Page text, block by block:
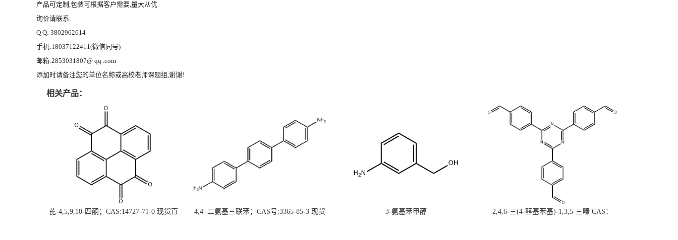
产品可定制,包装可根据客户需要,量大从优
询价请联系:
Q Q: 3802962614
手机:18037122411(微信同号)
邮箱:2853031807@ qq .com
添加时请备注您的单位名称或高校老师课题组,谢谢!
相关产品：
芘-4,5,9,10-四酮；CAS:14727-71-0 现货直
4,4'-二氨基三联苯；CAS号:3365-85-3 现货
3-氨基苯甲醇
2,4,6-三(4-醛基苯基)-1,3,5-三嗪 CAS：